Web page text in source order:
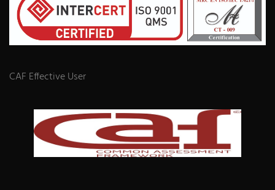
CAF Effective User